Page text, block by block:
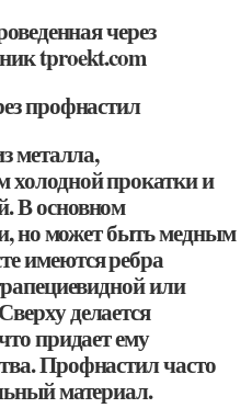
через
tproekt.com
профнастил
металла,
холодной прокатки и
В основном
но может быть медным
имеются ребра
или
делается
придает ему
Профнастил часто
материал.